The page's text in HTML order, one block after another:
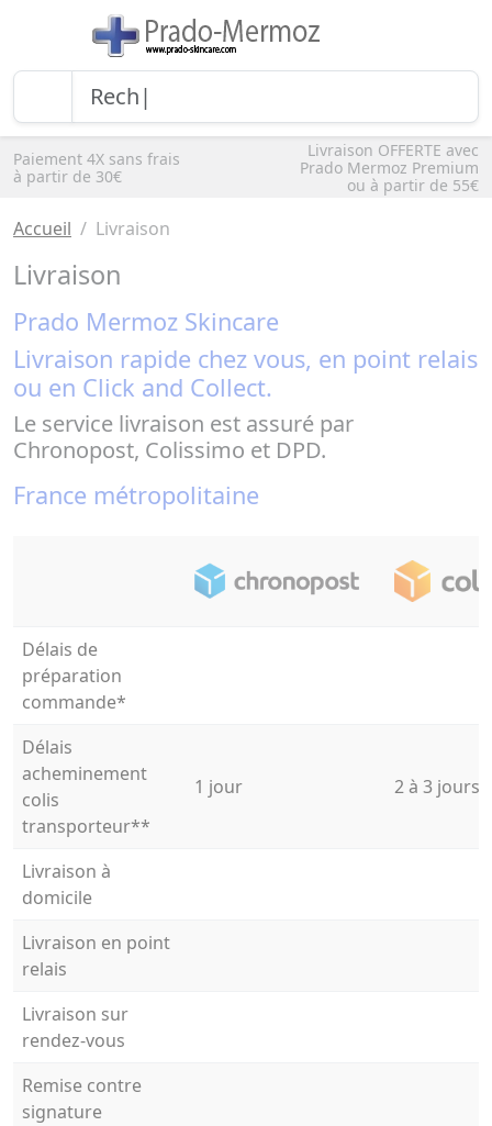
Paiement 4X sans frais
à partir de 30€
Livraison OFFERTE avec
Prado Mermoz Premium
ou à partir de 55€
Accueil Livraison
Livraison
Prado Mermoz Skincare
Livraison rapide chez vous, en point relais
ou en Click and Collect.
Le service livraison est assuré par
Chronopost, Colissimo et DPD.
France métropolitaine
Délais de
préparation
commande*
Délais
acheminement
colis
transporteur**
1 jour 2 à 3 jours
Livraison à
domicile
Livraison en point
relais
Livraison sur
rendez-vous
Remise contre
signature